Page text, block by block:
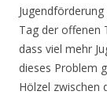
Tag der offenen
dass viel mehr
dieses Problem
Hölzel zwischen